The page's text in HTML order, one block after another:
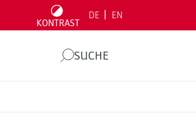
KONTRAST
DE EN
SUCHE